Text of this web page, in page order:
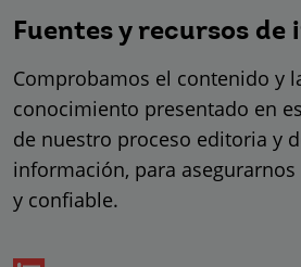
Fuentes y recursos
Comprobamos el contenido y
conocimiento presentado en
de nuestro proceso editoria y
información, para
y confiable.